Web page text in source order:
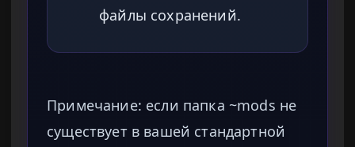
файлы сохранений.
Примечание: если папка ~mods не
существует в вашей стандартной